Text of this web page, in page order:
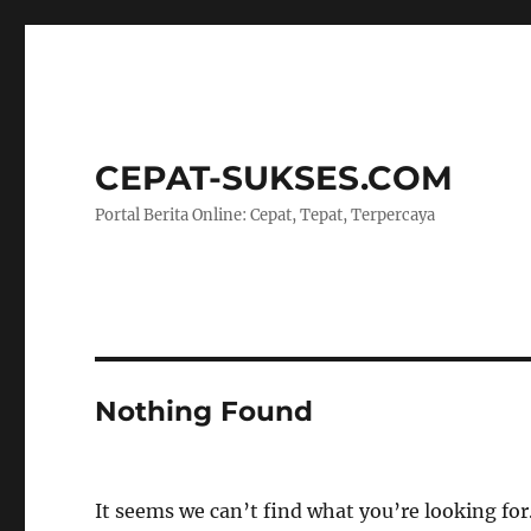
CEPAT-SUKSES.COM
Portal Berita Online: Cepat, Tepat, Terpercaya
Nothing Found
It seems we can’t find what you’re looking